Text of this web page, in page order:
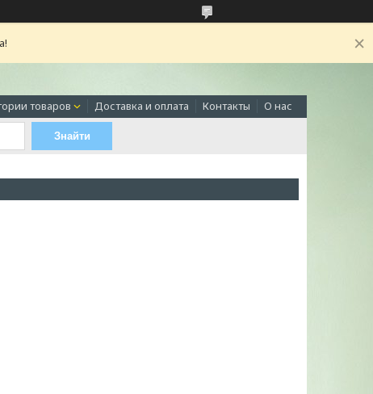
товаров Доставка и оплата Контакты О нас
Знайти